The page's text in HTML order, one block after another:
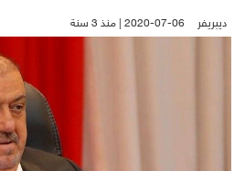
ديبريفر 2020-07-06 | منذ 3 سنة